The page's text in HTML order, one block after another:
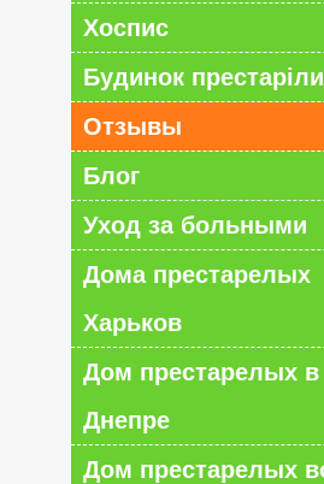
Хоспис
Будинок
Отзывы
Блог
Уход за больными
Дома престарелых
Харьков
Дом престарелых в
Днепре
Дом престарелых